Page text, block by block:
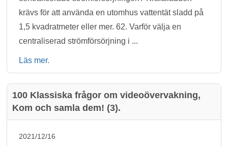
krävs för att använda en utomhus vattentät sladd på
1,5 kvadratmeter eller mer. 62. Varför välja en
centraliserad strömförsörjning i ...
Läs mer.
100 Klassiska frågor om videoövervakning,
Kom och samla dem! (3).
2021/12/16